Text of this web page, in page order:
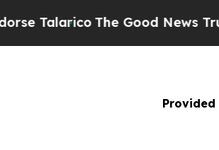
The Good News Trump
Provided